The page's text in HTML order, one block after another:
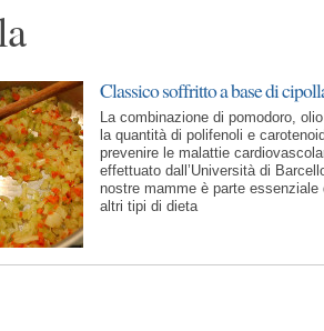
Classico soffritto a base di
La combinazione di pomodoro,
la quantità di polifenoli e
prevenire le malattie
effettuato dall’Università di
nostre mamme è parte
altri tipi di dieta